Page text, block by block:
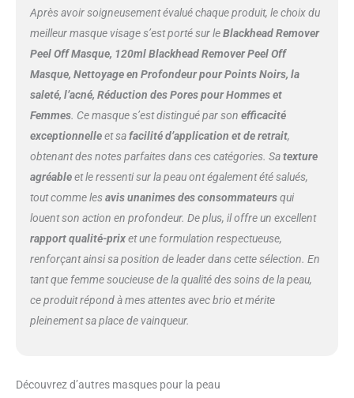
Après avoir soigneusement évalué chaque produit, le choix du
meilleur masque visage s’est porté sur leBlackhead Remover
Peel Off Masque, 120ml Blackhead Remover Peel Off
Masque, Nettoyage en Profondeur pour Points Noirs, la
saleté, l’acné, Réduction des Pores pour Hommes et
Femmes. Ce masque s’est distingué par son efficacité
exceptionnelleet safacilité d’application et de retrait,
obtenant des notes parfaites dans ces catégories. Satexture
agréableet le ressenti sur la peau ont également été salués,
tout comme lesavis unanimes des consommateursqui
louent son action en profondeur. De plus, il offre un excellent
rapport qualité-prixet une formulation respectueuse,
renforçant ainsi sa position de leader dans cette sélection. En
tant que femme soucieuse de la qualité des soins de la peau,
ce produit répond à mes attentes avec brio et mérite
pleinement sa place de vainqueur.
Découvrez d’autres masques pour la peau